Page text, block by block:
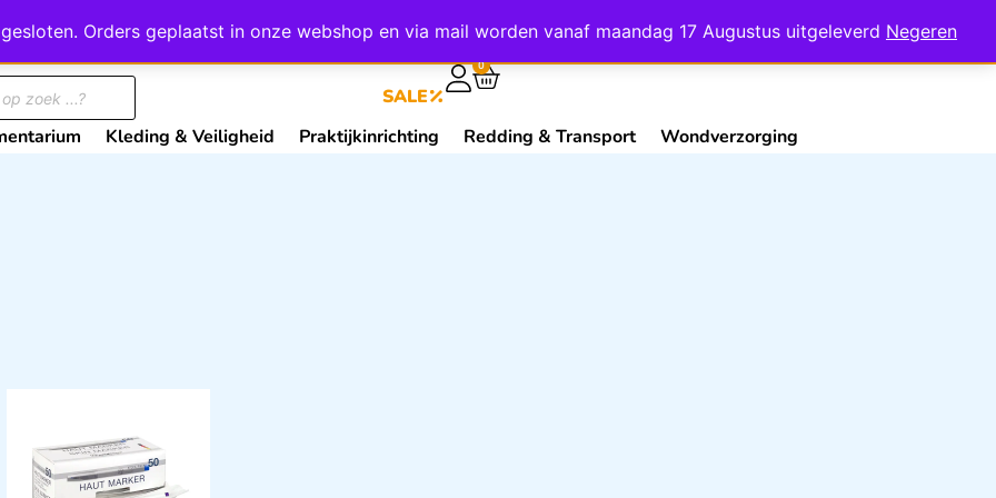
Orders geplaatst in onze webshop en via mail worden vanaf maandag 17 Augustus uitgeleverd Negeren
Mijn Account Contact
SALE
0
Kleding & Veiligheid Praktijkinrichting Redding & Transport Wondverzorging